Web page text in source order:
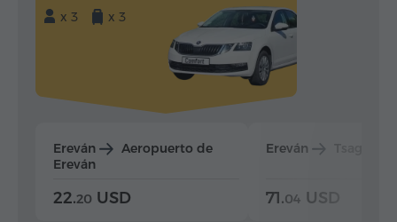
x 3
x 3
Ereván
Aeropuerto de
Ereván
22.20 USD
Ereván
71.04 USD